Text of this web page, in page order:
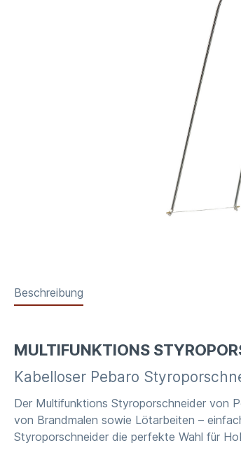
Beschreibung
MULTIFUNKTIONS
Kabelloser Pebaro
Der Multifunktions Styroporschneider von
von Brandmalen sowie Lötarbeiten –
Styroporschneider die perfekte Wahl für